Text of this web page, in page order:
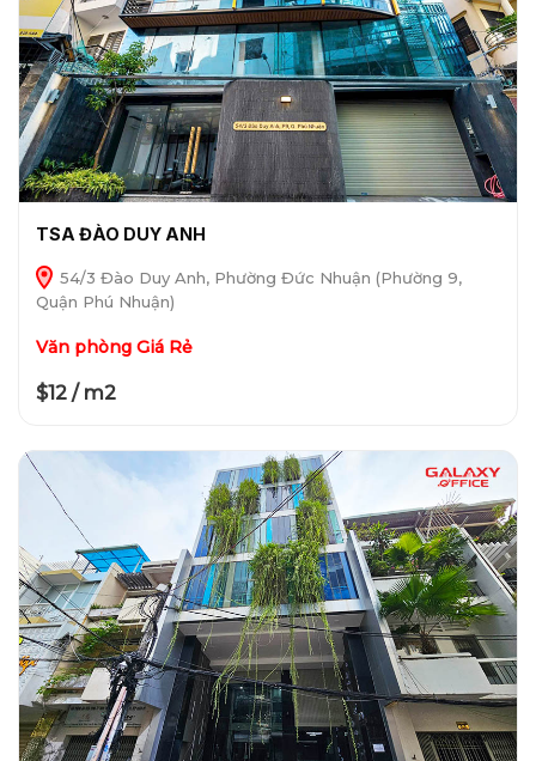
TSA ĐÀO DUY ANH
54/3 Đào Duy Anh, Phường Đức Nhuận (Phường 9,
Quận Phú Nhuận)
Văn phòng Giá Rẻ
$12 / m2